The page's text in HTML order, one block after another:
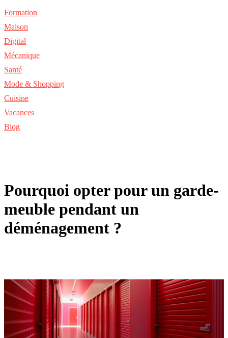
Formation
Maison
Digital
Mécanique
Santé
Mode & Shopping
Cuisine
Vacances
Blog
Pourquoi opter pour un garde-
meuble pendant un
déménagement ?